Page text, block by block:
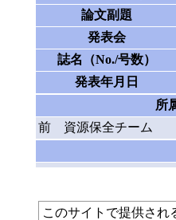
論文副題
発表会
誌名（No./号数）
発表年月日
所
前 資源保全チーム
このサイトで提供され